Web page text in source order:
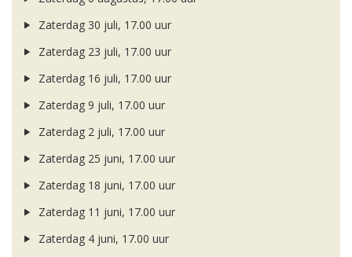
Zaterdag 30 juli, 17.00 uur
Zaterdag 23 juli, 17.00 uur
Zaterdag 16 juli, 17.00 uur
Zaterdag 9 juli, 17.00 uur
Zaterdag 2 juli, 17.00 uur
Zaterdag 25 juni, 17.00 uur
Zaterdag 18 juni, 17.00 uur
Zaterdag 11 juni, 17.00 uur
Zaterdag 4 juni, 17.00 uur